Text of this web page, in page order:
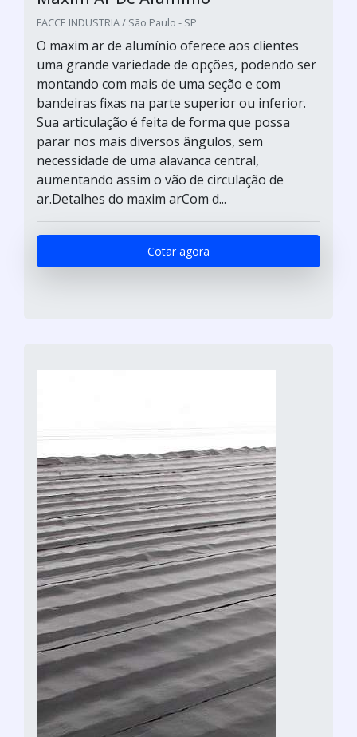
FACCE INDUSTRIA / São Paulo - SP
O maxim ar de alumínio oferece aos clientes
uma grande variedade de opções, podendo ser
montando com mais de uma seção e com
bandeiras fixas na parte superior ou inferior.
Sua articulação é feita de forma que possa
parar nos mais diversos ângulos, sem
necessidade de uma alavanca central,
aumentando assim o vão de circulação de
ar.Detalhes do maxim arCom d...
Cotar agora